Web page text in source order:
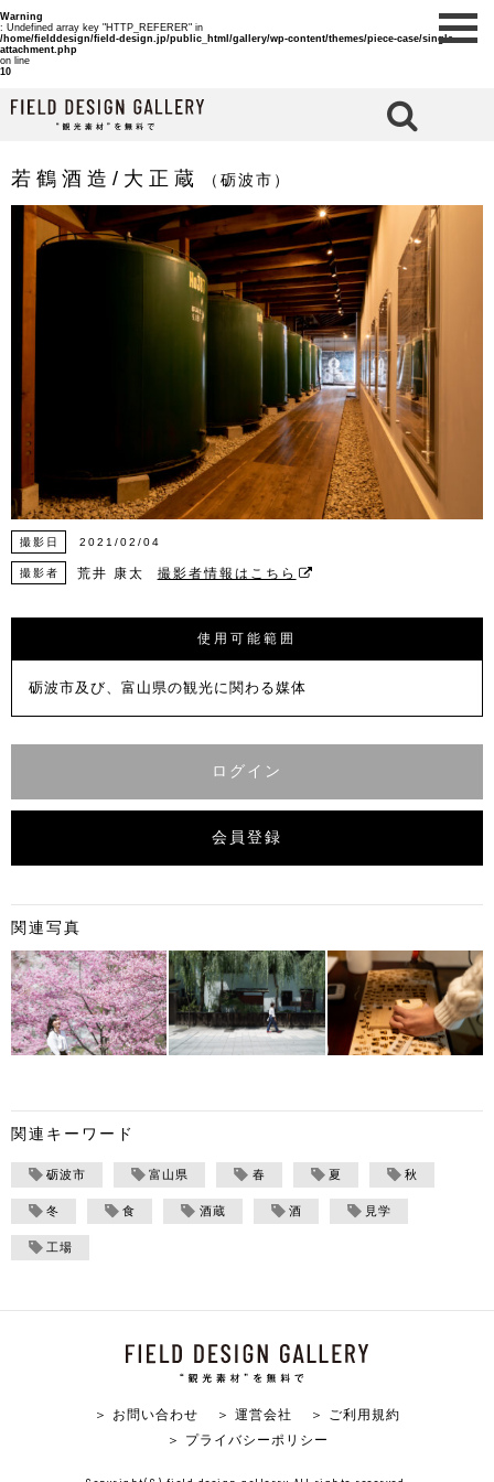
Warning
: Undefined array key "HTTP_REFERER" in
/home/fielddesign/field-design.jp/public_html/gallery/wp-content/themes/piece-case/single-
attachment.php
on line
10
若鶴酒造/大正蔵 （砺波市）
撮影日 2021/02/04
撮影者 荒井 康太 撮影者情報はこちら
使用可能範囲
砺波市及び、富山県の観光に関わる媒体
ログイン
会員登録
関連写真
関連キーワード
砺波市 富山県 春 夏 秋
冬 食 酒蔵 酒 見学
工場
＞ お問い合わせ ＞ 運営会社
＞ ご利用規約
＞ プライバシーポリシー